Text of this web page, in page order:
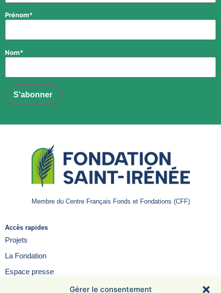
Gérer le consentement
Prénom*
Nom*
Accès rapides
Projets
La Fondation
Espace presse
Membre du Centre Français Fonds et Fondations (CFF)